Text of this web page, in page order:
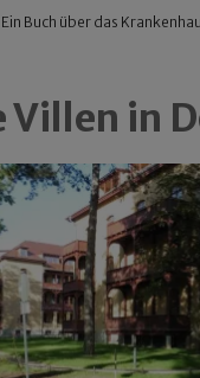
Ein Buch über das
Villen in